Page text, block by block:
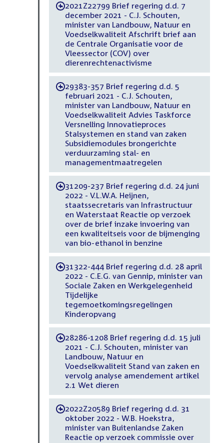
-2021Z22799 Brief regering d.d. 7
december 2021 - C.J. Schouten,
minister van Landbouw, Natuur en
Voedselkwaliteit Afschrift brief aan
de Centrale Organisatie voor de
Vleessector (COV) over
dierenrechtenactivisme
-29383-357 Brief regering d.d. 5
februari 2021 - C.J. Schouten,
minister van Landbouw, Natuur en
Voedselkwaliteit Advies Taskforce
Versnelling Innovatieproces
Stalsystemen en stand van zaken
Subsidiemodules brongerichte
verduurzaming stal- en
managementmaatregelen
-31209-237 Brief regering d.d. 24 juni
2022 - V.L.W.A. Heijnen,
staatssecretaris van Infrastructuur
en Waterstaat Reactie op verzoek
over de brief inzake invoering van
een kwaliteitseis voor de bijmenging
van bio-ethanol in benzine
-31322-444 Brief regering d.d. 28 april
2022 - C.E.G. van Gennip, minister van
Sociale Zaken en Werkgelegenheid
Tijdelijke
tegemoetkomingsregelingen
Kinderopvang
-28286-1208 Brief regering d.d. 15 juli
2021 - C.J. Schouten, minister van
Landbouw, Natuur en
Voedselkwaliteit Stand van zaken en
vervolg analyse amendement artikel
2.1 Wet dieren
-2022Z20589 Brief regering d.d. 31
oktober 2022 - W.B. Hoekstra,
minister van Buitenlandse Zaken
Reactie op verzoek commissie over